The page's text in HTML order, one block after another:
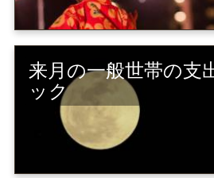
来月の一般世帯の支
ック